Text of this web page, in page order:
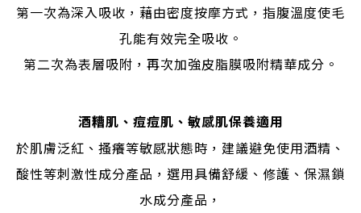
第一次為深入吸收，藉由密度按摩方式，指腹溫度使毛
孔能有效完全吸收。
第二次為表層吸附，再次加強皮脂膜吸附精華成分。
酒糟肌、痘痘肌、敏感肌保養適用
於肌膚泛紅、搔癢等敏感狀態時，建議避免使用酒精、
酸性等刺激性成分產品，選用具備舒緩、修護、保濕鎖
水成分產品，